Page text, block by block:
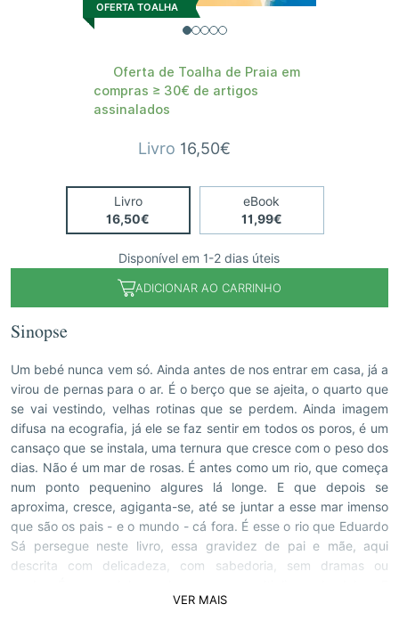
OFERTA TOALHA
Oferta de Toalha de Praia em
compras ≥ 30€ de artigos
assinalados
Livro 16,50€
Livro
16,50€
eBook
11,99€
Disponível em 1-2 dias úteis
ADICIONAR AO CARRINHO
Sinopse
Um bebé nunca vem só. Ainda antes de nos entrar em casa, já a
virou de pernas para o ar. É o berço que se ajeita, o quarto que
se vai vestindo, velhas rotinas que se perdem. Ainda imagem
difusa na ecografia, já ele se faz sentir em todos os poros, é um
cansaço que se instala, uma ternura que cresce com o peso dos
dias. Não é um mar de rosas. É antes como um rio, que começa
num ponto pequenino algures lá longe. E que depois se
aproxima, cresce, agiganta-se, até se juntar a esse mar imenso
que são os pais - e o mundo - cá fora. É esse o rio que Eduardo
Sá persegue neste livro, essa gravidez de pai e mãe, aqui
descrita com delicadeza, com sabedoria, sem dramas ou
que o autor decifra em todas as suas nuances e afluentes.
VER MAIS